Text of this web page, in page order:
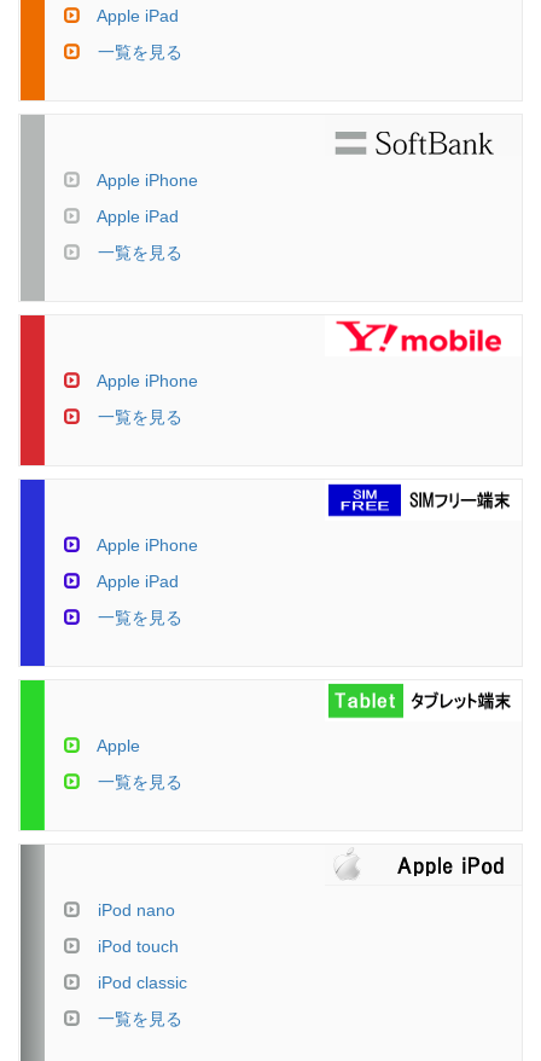
Apple iPad
一覧を見る
Apple iPhone
Apple iPad
一覧を見る
Apple iPhone
一覧を見る
Apple iPhone
Apple iPad
一覧を見る
Apple
一覧を見る
iPod nano
iPod touch
iPod classic
一覧を見る